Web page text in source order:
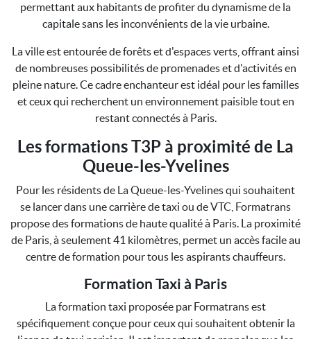
permettant aux habitants de profiter du dynamisme de la
capitale sans les inconvénients de la vie urbaine.
La ville est entourée de forêts et d'espaces verts, offrant ainsi
de nombreuses possibilités de promenades et d'activités en
pleine nature. Ce cadre enchanteur est idéal pour les familles
et ceux qui recherchent un environnement paisible tout en
restant connectés à Paris.
Les formations T3P à proximité de La
Queue-les-Yvelines
Pour les résidents de La Queue-les-Yvelines qui souhaitent
se lancer dans une carrière de taxi ou de VTC, Formatrans
propose des formations de haute qualité à Paris. La proximité
de Paris, à seulement 41 kilomètres, permet un accès facile au
centre de formation pour tous les aspirants chauffeurs.
Formation Taxi à Paris
La formation taxi proposée par Formatrans est
spécifiquement conçue pour ceux qui souhaitent obtenir la